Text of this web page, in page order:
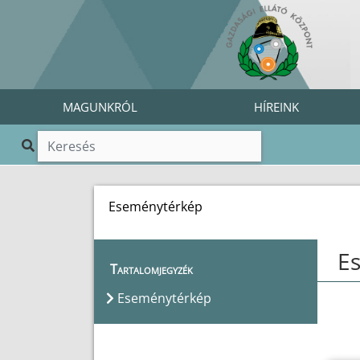
MAGUNKRÓL HÍREINK
Eseménytérkép
Tartalomjegyzék
Eseménytérkép